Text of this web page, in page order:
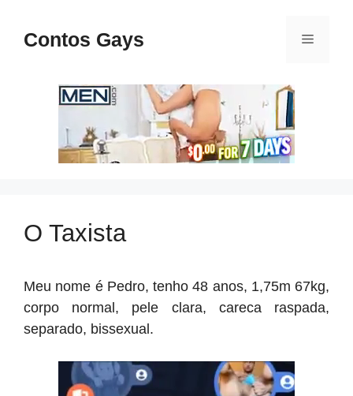
paraContos Gays Menu
O Taxista
Meu nome é Pedro, tenho 48 anos, 1,75m 67kg,
corpo normal, pele clara, careca raspada,
separado, bissexual.